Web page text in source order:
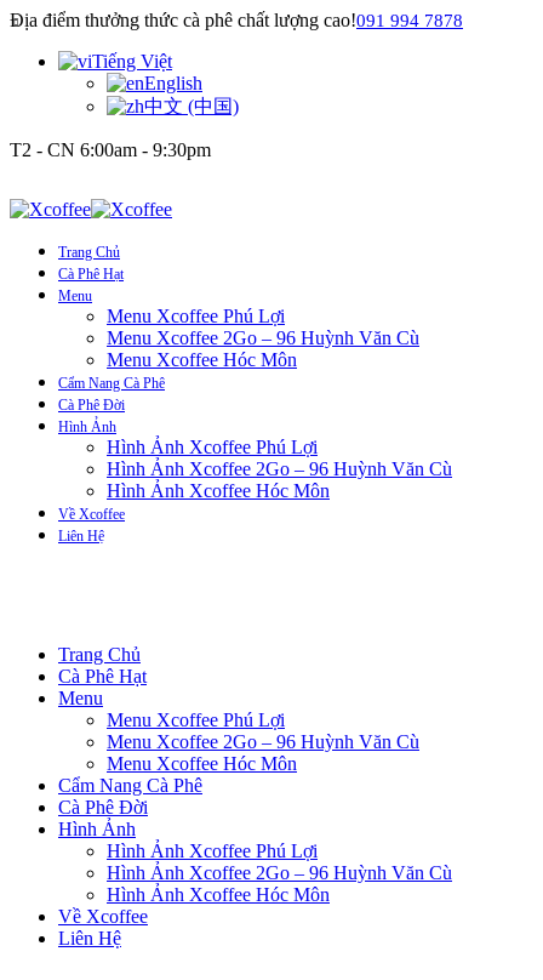
Địa điểm thưởng thức cà phê chất lượng cao!091 994 7878
Tiếng Việt
English
中文 (中国)
T2 - CN 6:00am - 9:30pm
Trang Chủ
Cà Phê Hạt
Menu
Menu Xcoffee Phú Lợi
Menu Xcoffee 2Go – 96 Huỳnh Văn Cù
Menu Xcoffee Hóc Môn
Cẩm Nang Cà Phê
Cà Phê Đời
Hình Ảnh
Hình Ảnh Xcoffee Phú Lợi
Hình Ảnh Xcoffee 2Go – 96 Huỳnh Văn Cù
Hình Ảnh Xcoffee Hóc Môn
Về Xcoffee
Liên Hệ
Trang Chủ
Cà Phê Hạt
Menu
Menu Xcoffee Phú Lợi
Menu Xcoffee 2Go – 96 Huỳnh Văn Cù
Menu Xcoffee Hóc Môn
Cẩm Nang Cà Phê
Cà Phê Đời
Hình Ảnh
Hình Ảnh Xcoffee Phú Lợi
Hình Ảnh Xcoffee 2Go – 96 Huỳnh Văn Cù
Hình Ảnh Xcoffee Hóc Môn
Về Xcoffee
Liên Hệ